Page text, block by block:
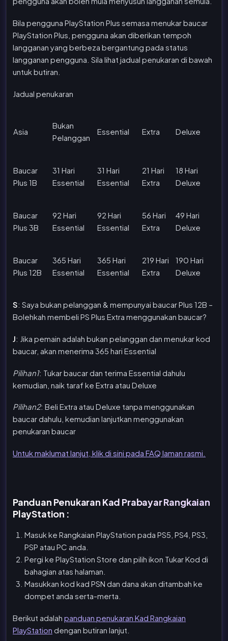
Bila pengguna PlayStation Plus semasa menukar baucar
PlayStation Plus, pengguna akan diberikan tempoh
langganan yang berbeza bergantung pada status
langganan pengguna. Sila lihat jadual penukaran di bawah
untuk butiran.
Jadual penukaran
Asia
Bukan
Pelanggan
Essential Extra Deluxe
Baucar
Plus 1B
31 Hari
Essential
31 Hari
Essential
21 Hari
Extra
18 Hari
Deluxe
Baucar
Plus 3B
92 Hari
Essential
92 Hari
Essential
56 Hari
Extra
49 Hari
Deluxe
Baucar
Plus 12B
365 Hari
Essential
365 Hari
Essential
219 Hari
Extra
190 Hari
Deluxe
S: Saya bukan pelanggan & mempunyai baucar Plus 12B –
Bolehkah membeli PS Plus Extra menggunakan baucar?
J: Jika pemain adalah bukan pelanggan dan menukar kod
baucar, akan menerima 365 hari Essential
Pilihan1: Tukar baucar dan terima Essential dahulu
kemudian, naik taraf ke Extra atau Deluxe
Pilihan2: Beli Extra atau Deluxe tanpa menggunakan
baucar dahulu, kemudian lanjutkan menggunakan
penukaran baucar
Untuk maklumat lanjut, klik di sini pada FAQ laman rasmi.
Panduan Penukaran Kad Prabayar Rangkaian
PlayStation :
Masuk ke Rangkaian PlayStation pada PS5, PS4, PS3,
PSP atau PC anda.
Pergi ke PlayStation Store dan pilih ikon Tukar Kod di
bahagian atas halaman.
Masukkan kod kad PSN dan dana akan ditambah ke
dompet anda serta-merta.
Berikut adalah panduan penukaran Kad Rangkaian
PlayStation dengan butiran lanjut.